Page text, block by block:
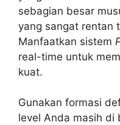
sebagian besar
yang sangat rentan
Manfaatkan sistem
real-time untuk
kuat.
Gunakan formasi
level Anda masih di